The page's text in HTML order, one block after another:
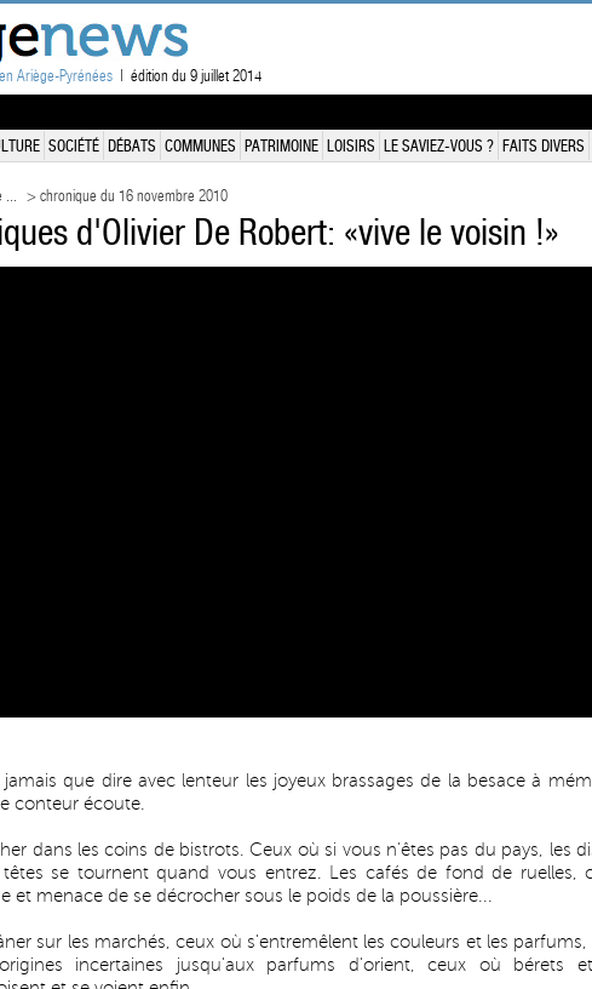
Ariège-Pyrénées | édition du 9 juillet 2014
SOCIÉTÉ DÉBATS COMMUNES PATRIMOINE LOISIRS LE SAVIEZ-VOUS ? FAITS DIVERS
... > chronique du 16 novembre 2010
d'Olivier De Robert: «vive le voisin !»
que dire avec lenteur les joyeux brassages de la besace à
conteur écoute.
dans les coins de bistrots. Ceux où si vous n'êtes pas du pays, les
se tournent quand vous entrez. Les cafés de fond de ruelles,
et menace de se décrocher sous le poids de la poussière...
sur les marchés, ceux où s'entremêlent les couleurs et les parfums,
incertaines jusqu'aux parfums d'orient, ceux où bérets